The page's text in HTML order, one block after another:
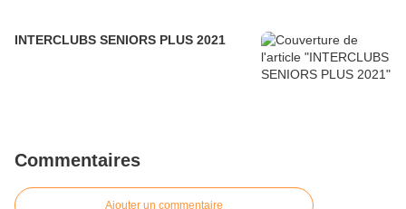
INTERCLUBS SENIORS PLUS 2021
Commentaires
Ajouter un commentaire